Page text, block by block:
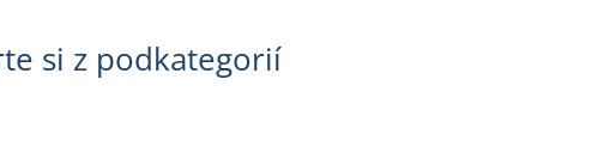
si z podkategorií